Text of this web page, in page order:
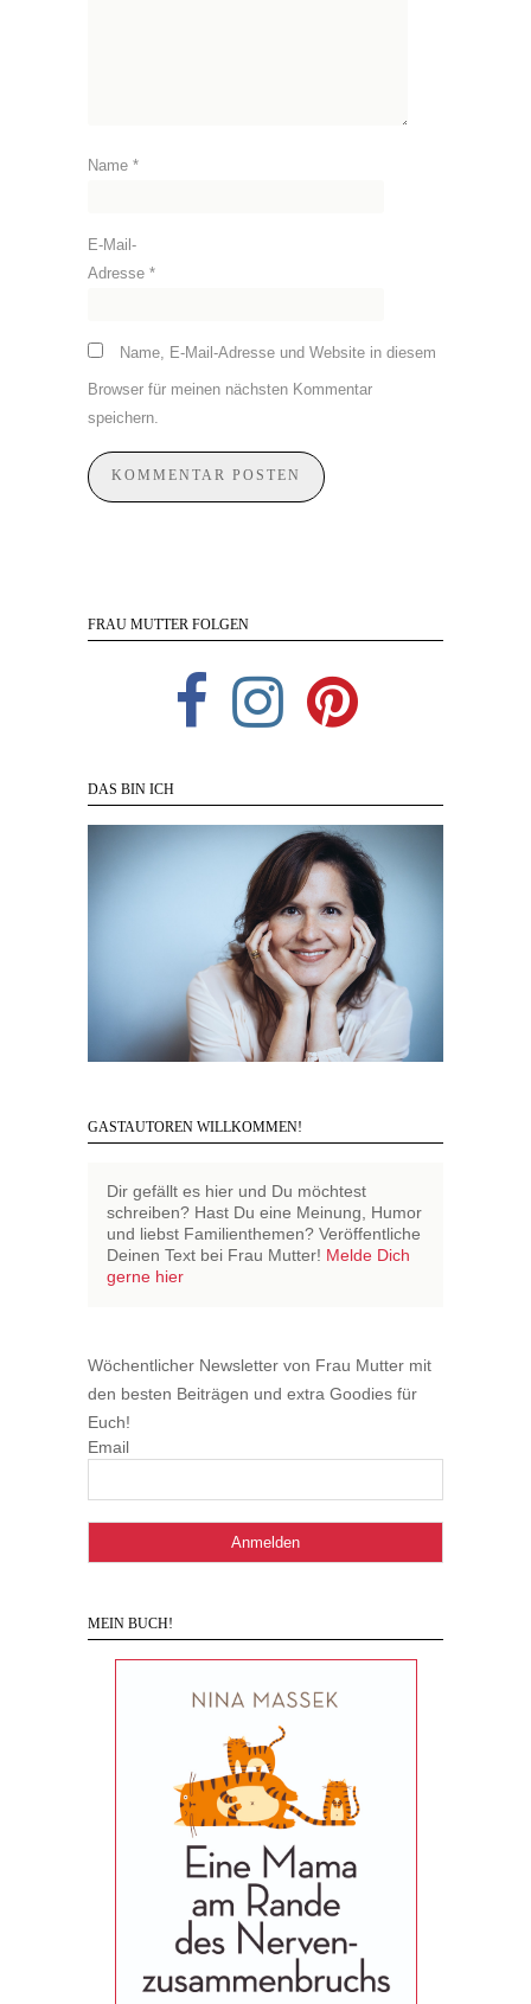
Name *
E-Mail-
Adresse *
Name, E-Mail-Adresse und Website in diesem
Browser für meinen nächsten Kommentar
speichern.
FRAU MUTTER FOLGEN
DAS BIN ICH
GASTAUTOREN WILLKOMMEN!
Dir gefällt es hier und Du möchtest
schreiben? Hast Du eine Meinung, Humor
und liebst Familienthemen? Veröffentliche
Deinen Text bei Frau Mutter! Melde Dich
gerne hier
Wöchentlicher Newsletter von Frau Mutter mit
den besten Beiträgen und extra Goodies für
Euch!
Email
MEIN BUCH!